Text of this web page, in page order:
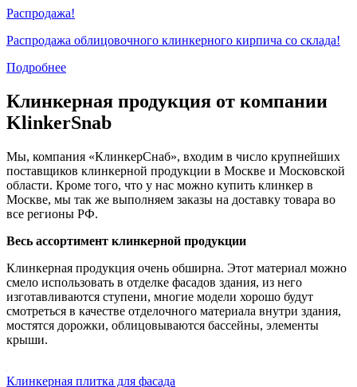
Распродажа!
Распродажа облицовочного клинкерного кирпича со склада!
Подробнее
Клинкерная продукция от компании
KlinkerSnab
Мы, компания «КлинкерСнаб», входим в число крупнейших
поставщиков клинкерной продукции в Москве и Московской
области. Кроме того, что у нас можно купить клинкер в
Москве, мы так же выполняем заказы на доставку товара во
все регионы РФ.
Весь ассортимент клинкерной продукции
Клинкерная продукция очень обширна. Этот материал можно
смело использовать в отделке фасадов здания, из него
изготавливаются ступени, многие модели хорошо будут
смотреться в качестве отделочного материала внутри здания,
мостятся дорожки, облицовываются бассейны, элементы
крыши.
Клинкерная плитка для фасада